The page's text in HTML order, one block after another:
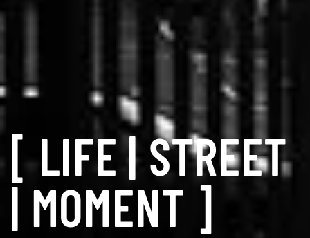
[ LIFE | STREET
| MOMENT ]